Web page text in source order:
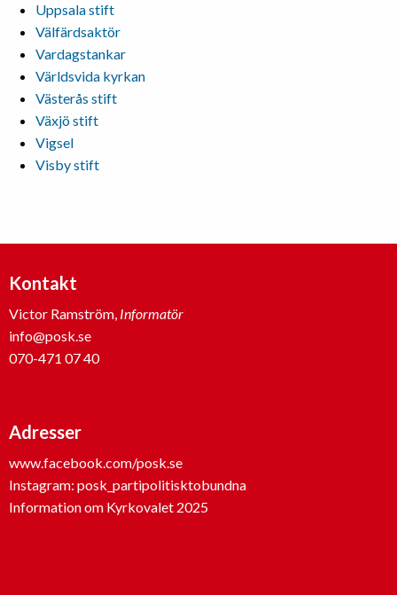
Uppsala stift
Välfärdsaktör
Vardagstankar
Världsvida kyrkan
Västerås stift
Växjö stift
Vigsel
Visby stift
Kontakt
Victor Ramström, Informatör
info@posk.se
070-471 07 40
Adresser
www.facebook.com/posk.se
Instagram: posk_partipolitisktobundna
Information om Kyrkovalet 2025